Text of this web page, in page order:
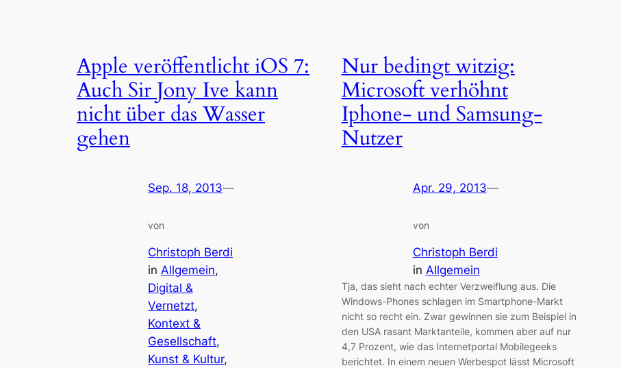
Apple veröffentlicht iOS 7:
Auch Sir Jony Ive kann
nicht über das Wasser
gehen
Sep. 18, 2013—
von
Christoph Berdi
in Allgemein
Digital &
Vernetzt
Kontext &
Gesellschaft
Kunst & Kultur
Nur bedingt witzig:
Microsoft verhöhnt
Iphone- und Samsung-
Nutzer
Apr. 29, 2013—
von
Christoph Berdi
in Allgemein
Tja, das sieht nach echter Verzweiflung aus. Die
Windows-Phones schlagen im Smartphone-Markt
nicht so recht ein. Zwar gewinnen sie zum Beispiel in
den USA rasant Marktanteile, kommen aber auf nur
4,7 Prozent, wie das Internetportal Mobilegeeks
berichtet. In einem neuen Werbespot lässt Microsoft